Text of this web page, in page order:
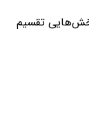
تقسیم